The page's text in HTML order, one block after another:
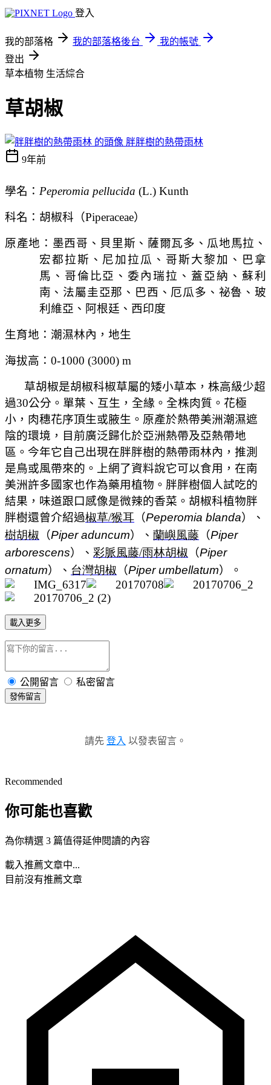
登入
我的部落格 我的部落格後台
我的帳號
登出
草本植物 生活綜合
草胡椒
胖胖樹的熱帶雨林
9年前
學名： Peperomia pellucida (L.) Kunth
科名：胡椒科（Piperaceae）
原產地：墨西哥、貝里斯、薩爾瓦多、瓜地馬拉、
宏都拉斯、尼加拉瓜 、哥斯大黎加、巴拿
馬 、哥倫比亞 、委內瑞拉、蓋亞納、蘇利
南、法屬圭亞那、巴西、厄瓜多 、祕魯 、玻
利維亞 、阿根廷、西印度
生育地：潮濕林內，地生
海拔高： 0-1000 (3000) m
草胡椒是胡椒科椒草屬的矮小草本，株高級少超
過30公分。單葉、互生，全緣。全株肉質。花極
小，肉穗花序頂生或腋生。原產於熱帶美洲潮濕遮
陰的環境，目前廣泛歸化於亞洲熱帶及亞熱帶地
區。今年它自己出現在胖胖樹的熱帶雨林內，推測
是鳥或風帶來的。上網了資料說它可以食用，在南
美洲許多國家也作為藥用植物。 胖胖樹個人試吃的
結果，味道跟口感像是微辣的香菜。 胡椒科植物胖
胖樹還曾介紹過椒草/猴耳 （Peperomia blanda）
、
樹胡椒 （Piper aduncum）、 蘭嶼風藤 （Piper
arborescens）、 彩脈風藤/雨林胡椒 （Piper
ornatum）、 台灣胡椒 （Piper umbellatum）。
載入更多
公開留言 私密留言
發佈留言
請先 登入 以發表留言。
Recommended
你可能也喜歡
為你精選 3 篇值得延伸閱讀的內容
載入推薦文章中...
目前沒有推薦文章